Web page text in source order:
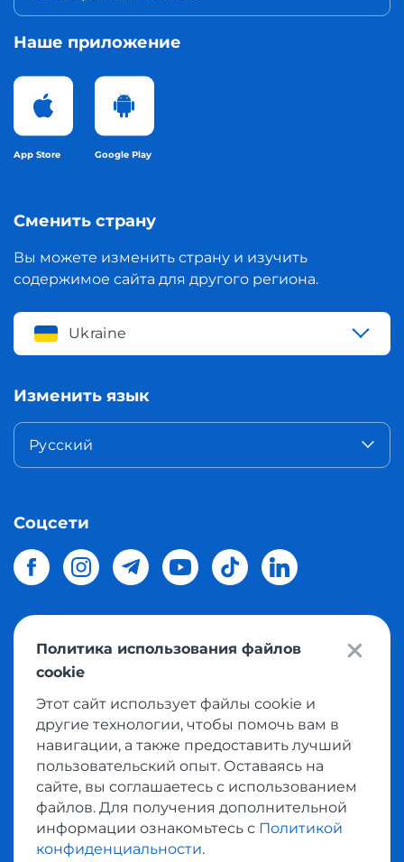
Наше приложение
App Store Google Play
Сменить страну
Вы можете изменить страну и изучить
содержимое сайта для другого региона.
Ukraine
Изменить язык
Русский
Соцсети
© 2026 Meest Shoppingдоставка покупок с интернет
магазинов мира в Украину.
Политика конфиденциальности
Публичная оферта
Условия пользования сервисом выкупа товаров
Политика использования файлов
cookie
Этот сайт использует файлы cookie и
другие технологии, чтобы помочь вам в
навигации, а также предоставить лучший
пользовательский опыт. Оставаясь на
сайте, вы соглашаетесь с использованием
файлов. Для получения дополнительной
информации ознакомьтесь с Политикой
конфиденциальности.